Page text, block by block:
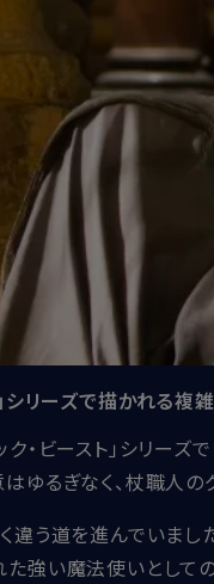
」シリーズで描かれる複
ク・ビースト」シリ
ゆるぎなく、杖職人
違う道を進んでいま
た強い魔法使いとして